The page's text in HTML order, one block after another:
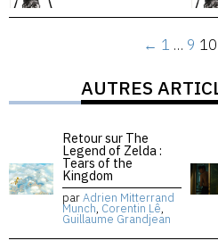
← 1 … 9 10
AUTRES
Retour sur The
Legend of Zelda :
Tears of the
Kingdom
parAdrien Mitterrand
Munch, Corentin Lê,
Guillaume Grandjean